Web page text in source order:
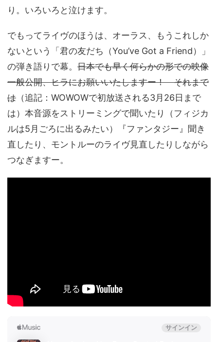
り。いろいろと泣けます。
でもってライヴのほうは、オーラス、もうこれしか
ないという「君の友だち（You’ve Got a Friend）」
の弾き語りで幕。 日本でも早く何らかの形での映像
一般公開、ヒラにお願いいたしますー！ それまで
は （追記：WOWOWで初放送される3月26日まで
は）本音源をストリーミングで聞いたり（フィジカ
ルは5月ごろに出るみたい）『ファンタジー』聞き
直したり、モントルーのライヴ見直したりしながら
つなぎますー。